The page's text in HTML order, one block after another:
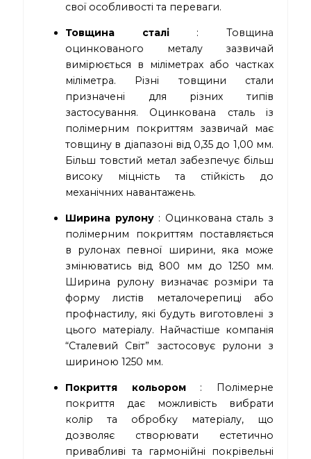
свої особливості та переваги.
Товщина сталі: Товщина
оцинкованого металу зазвичай
вимірюється в міліметрах або частках
міліметра. Різні товщини стали
призначені для різних типів
застосування. Оцинкована сталь із
полімерним покриттям зазвичай має
товщину в діапазоні від 0,35 до 1,00 мм.
Більш товстий метал забезпечує більш
високу міцність та стійкість до
механічних навантажень.
Ширина рулону: Оцинкована сталь з
полімерним покриттям поставляється
в рулонах певної ширини, яка може
змінюватись від 800 мм до 1250 мм.
Ширина рулону визначає розміри та
форму листів металочерепиці або
профнастилу, які будуть виготовлені з
цього матеріалу. Найчастіше компанія
“Сталевий Світ” застосовує рулони з
шириною 1250 мм.
Покриття кольором: Полімерне
покриття дає можливість вибрати
колір та обробку матеріалу, що
дозволяє створювати естетично
привабливі та гармонійні покрівельні